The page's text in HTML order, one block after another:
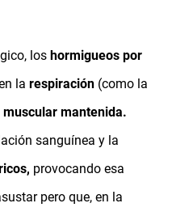
los hormigueos por
la respiración(como la
muscular mantenida.
sanguínea y la
provocando esa
pero que, en la